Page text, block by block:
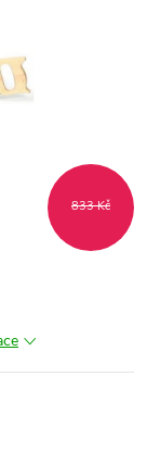
833 Kč